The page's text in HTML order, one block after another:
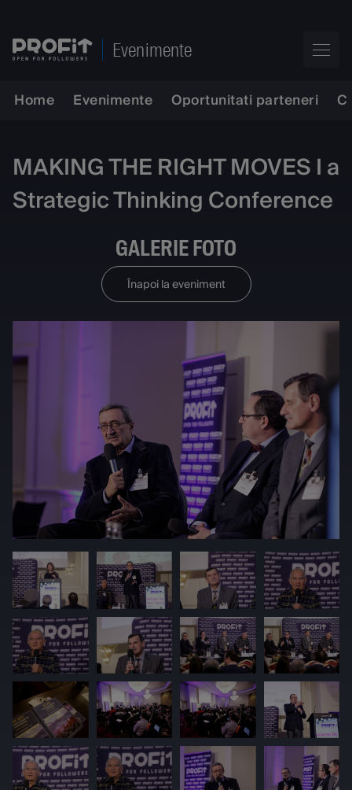
Evenimente
Home Evenimente Oportunitati parteneri
MAKING THE RIGHT MOVES I a
Strategic Thinking Conference
GALERIE FOTO
Înapoi la eveniment